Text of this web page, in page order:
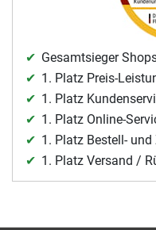
Gesamtsieger
1. Platz Preis-
1. Platz
1. Platz Online-
1. Platz Bestell-
1. Platz Versand /